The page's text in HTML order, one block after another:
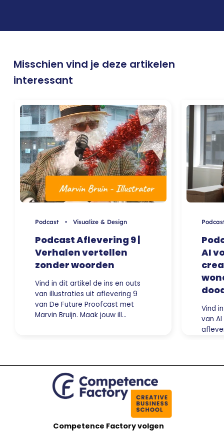
Misschien vind je deze artikelen
interessant
Podcast • Visualize & Design
Podcast Aflevering 9 |
Verhalen vertellen
zonder woorden
Vind in dit artikel de ins en outs
van illustraties uit aflevering 9
van De Future Proofcast met
Marvin Bruijn. Maak jouw ill…
AI
Vind
van
Competence Factory volgen